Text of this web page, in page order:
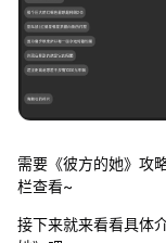
需要《彼方的她》攻
栏查看~
接下来就来看看具体